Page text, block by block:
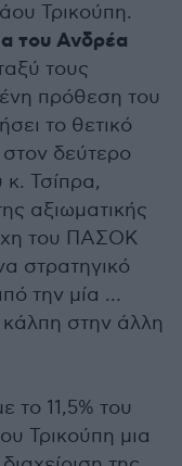
Τρικούπη.
του Ανδρέα
τους
πρόθεση του
το θετικό
στον δεύτερο
Τσίπρα,
αξιωματικής
του ΠΑΣΟΚ
στρατηγικό
την μία …
στην άλλη
το 11,5% του
Τρικούπη μια